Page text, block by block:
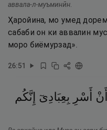
аввала-л-муъминӣн.
Ҳаройина, мо умед
сабаби он ки аввалин
моро биёмурзад».
26:51
أَنْ أَسْرِ بِعِبَادِىٓ إِنَّكُم